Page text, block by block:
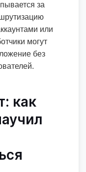
за
или
могут
без
как